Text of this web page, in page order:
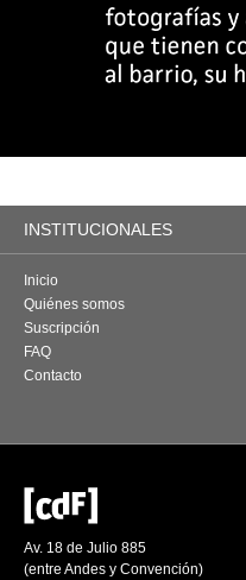
INSTITUCIONALES
Inicio
Quiénes somos
Suscripción
FAQ
Contacto
Av. 18 de Julio 885
(entre Andes y Convención)